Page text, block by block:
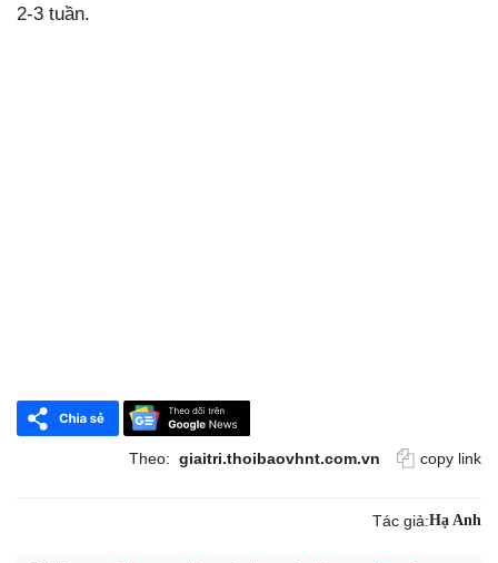
2-3 tuần.
Theo: giaitri.thoibaovhnt.com.vn copy link
Tác giả:Hạ Anh